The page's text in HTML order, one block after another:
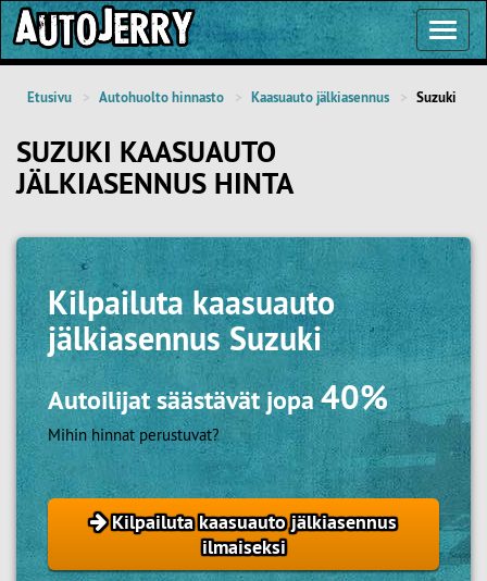
Etusivu Autohuolto hinnasto Kaasuauto jälkiasennus Suzuki
SUZUKI KAASUAUTO
JÄLKIASENNUS HINTA
Kilpailuta kaasuauto
jälkiasennus Suzuki
Autoilijat säästävät jopa40%
Mihin hinnat perustuvat?
Kilpailuta kaasuauto jälkiasennus
ilmaiseksi